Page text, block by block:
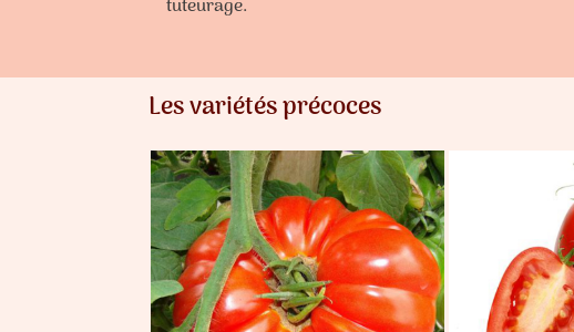
tuteurage.
Les variétés précoces